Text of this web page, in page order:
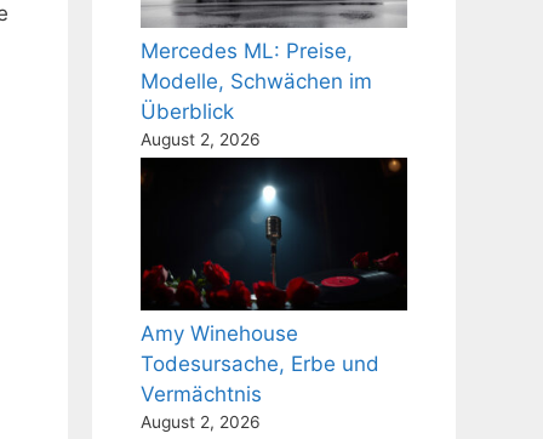
Mercedes ML: Preise,
Modelle, Schwächen im
Überblick
August 2, 2026
Amy Winehouse
Todesursache, Erbe und
Vermächtnis
August 2, 2026